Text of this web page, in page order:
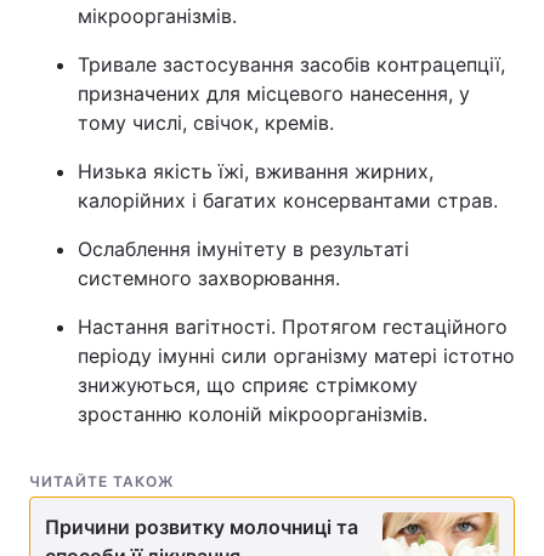
мікроорганізмів.
Тривале застосування засобів контрацепції,
призначених для місцевого нанесення, у
тому числі, свічок, кремів.
Низька якість їжі, вживання жирних,
калорійних і багатих консервантами страв.
Ослаблення імунітету в результаті
системного захворювання.
Настання вагітності. Протягом гестаційного
періоду імунні сили організму матері істотно
знижуються, що сприяє стрімкому
зростанню колоній мікроорганізмів.
ЧИТАЙТЕ ТАКОЖ
Причини розвитку молочниці та